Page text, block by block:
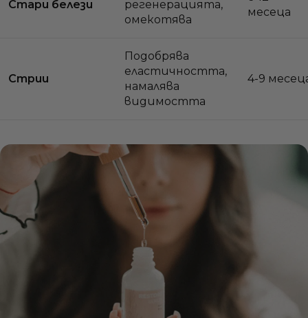
Стари белези
регенерацията,
омекотява
месеца
Стрии
Подобрява
еластичността,
намалява
видимостта
4-9